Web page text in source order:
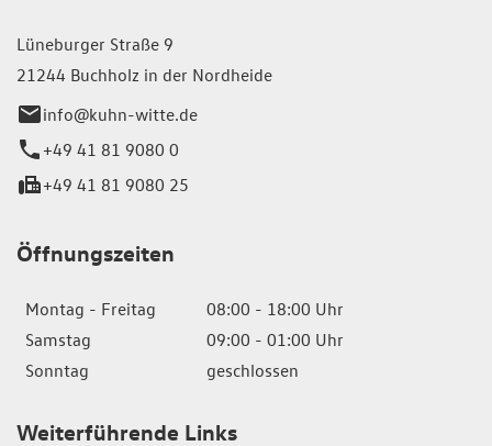
Lüneburger Straße 9
21244 Buchholz in der Nordheide
info@kuhn-witte.de
+49 41 81 9080 0
+49 41 81 9080 25
Öffnungszeiten
Montag - Freitag
08:00 - 18:00 Uhr
Samstag
09:00 - 01:00 Uhr
Sonntag
geschlossen
Weiterführende Links